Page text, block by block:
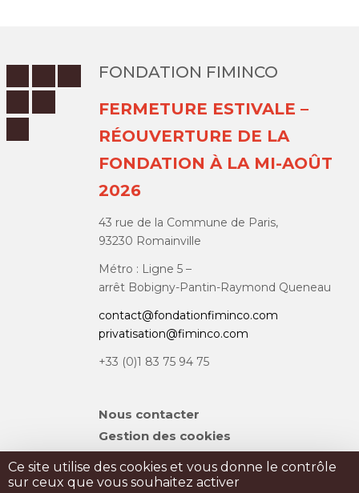
FONDATION FIMINCO
FERMETURE ESTIVALE –
RÉOUVERTURE DE LA
FONDATION À LA MI-AOÛT
2026
43 rue de la Commune de Paris,
93230 Romainville
Métro : Ligne 5 –
arrêt Bobigny-Pantin-Raymond Queneau
contact@fondationfiminco.com
privatisation@fiminco.com
+33 (0)1 83 75 94 75
Aller
contenu
Nous contacter
Gestion des cookies
Plan du site
Ce site utilise des cookies et vous donne le contrôle
sur ceux que vous souhaitez activer